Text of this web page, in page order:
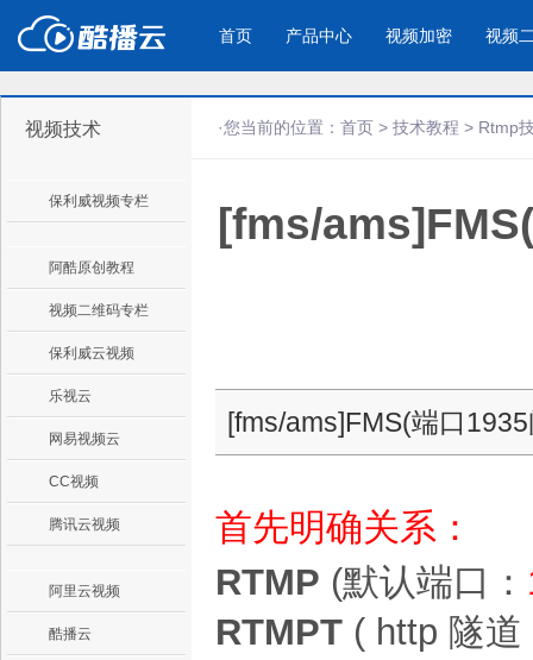
首页 产品中心
产品与新功能
视频加密防下载防录屏
教学课程全终端视频加密
防下载/防盗录/防录屏/防篡改
酷播云 | 企
免费稳定无
视频加密 视频
应用场景
企业宣传
企业视频宣传，提升企业形象
产品宣传
通过视频来展示
个人网站
为个人网站、博客论坛，添加视频
视频技术
保利威视频专栏
阿酷原创教程
视频二维码专栏
保利威云视频
乐视云
网易视频云
CC视频
腾讯云视频
阿里云视频
酷播云
·您当前的位置： 首页 > 技术教程 > Rtmp
[fms/
[fms/ams]FMS(端口
首先明确关系：
RTMP (默认端口：
RTMPT ( http 隧